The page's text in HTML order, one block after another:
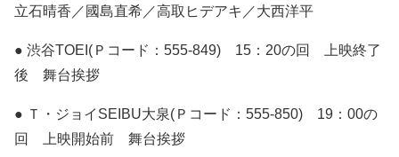
立石晴香／國島直希／高取ヒデアキ／大西洋平
● 渋谷TOEI(Ｐコード：555-849) 15：20の回 上映終了
後 舞台挨拶
● Ｔ・ジョイSEIBU大泉(Ｐコード：555-850) 19：00の
回 上映開始前 舞台挨拶